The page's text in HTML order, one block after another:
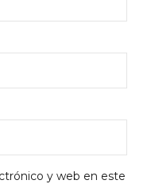
y web en este